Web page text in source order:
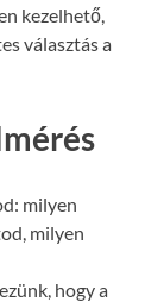
kezelhető,
választás a
milyen
milyen
hogy a